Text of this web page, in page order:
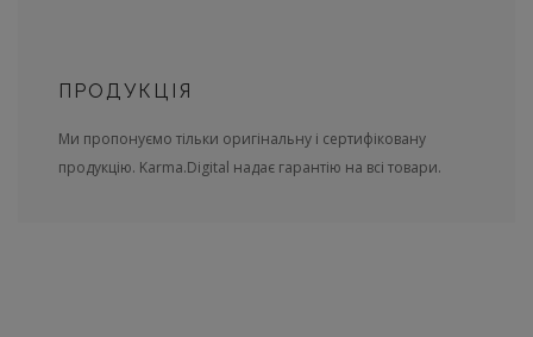
ПРОДУКЦІЯ
Ми пропонуємо тільки оригінальну і сертифіковану
продукцію. Karma.Digital надає гарантію на всі товари.